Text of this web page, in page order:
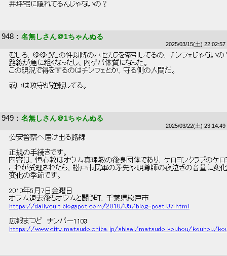
井坪宅に隠れてるんじゃないの？
948 ： 名無しさん＠1ちゃんぬる
2025/03/15(土) 22:02:57
むしろ、ゆゆうたの件以降のハセカラを牽引してるの、チンフェじゃない
路線が急に粗くなったし、内ゲバ体質になった。
この現況で得をするのはチンフェとか、守る側の人間だ。
或いは攻守が逆転してる。
949 ： 名無しさん＠1ちゃんぬる
2025/03/22(土) 23:14:49
公安警察へ届け出る路線
正規の手続きです。
内容は、恒心教はオウム真理教の後身団体であり、ケロヨンクラブのケ
これが受理されたら、松戸市民軍の矛先や現尊師の夜泣きの音量に変
変化の季節です。
2010年5月7日金曜日
オウム退去後もオウムと闘う町、千葉県松戸市
https://dailycult.blogspot.com/2010/05/blog-post_07.html
広報まつど　ナンバー1103
https://www.city.matsudo.chiba.jp/shisei/matsudo_kouhou/kouhou/